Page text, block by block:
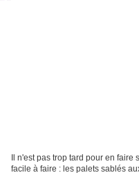
Il n'est pas trop tard pour en faire
facile à faire : les palets sablés